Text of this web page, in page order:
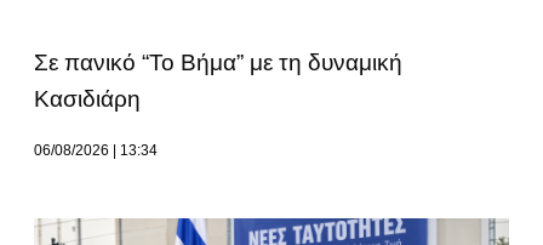
Σε πανικό “Το Βήμα” με τη δυναμική
Κασιδιάρη
06/08/2026 13:34